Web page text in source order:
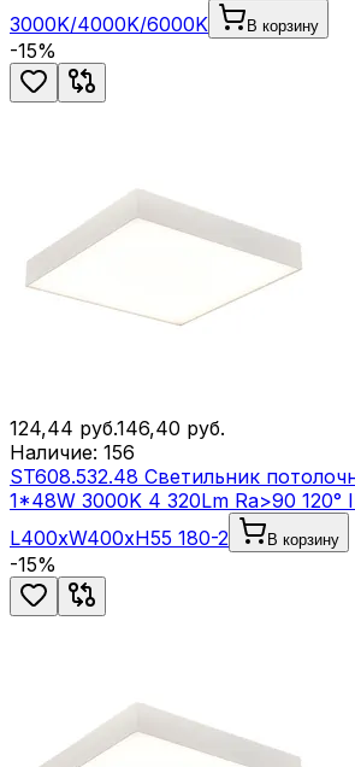
3000K/4000K/6000K
В корзину
-15%
124,44 руб.146,40 руб.
Наличие: 156
ST608.532.48 Светильник
1*48W 3000K 4 320Lm Ra>90 120°
L400xW400xH55 180-2
В корзину
-15%